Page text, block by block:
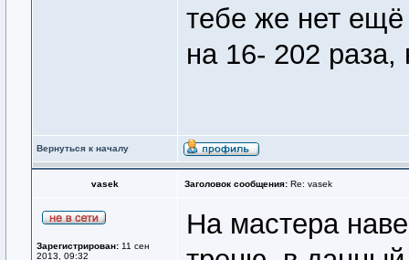
тебе же нет
на 16- 202
Вернуться к началу
vasek Заголовок сообщения: Re: vasek
Зарегистрирован: 11 сен
2013, 09:32
На мастера